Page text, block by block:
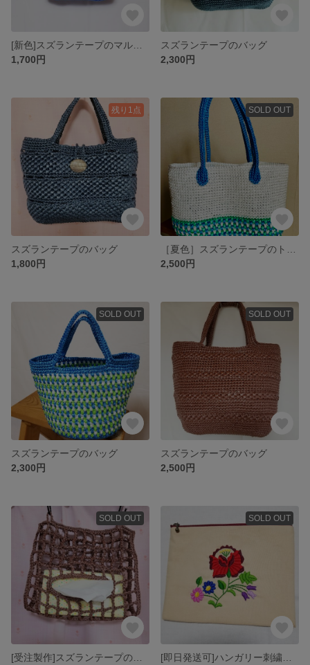
1,700円
スズランテープのバッグ
2,300円
残り1点
スズランテープのバッグ
1,800円
SOLD OUT
2,500円
SOLD OUT
スズランテープのバッグ
2,300円
SOLD OUT
スズランテープのバッグ
2,500円
SOLD OUT SOLD OUT